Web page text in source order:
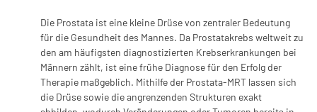
Die Prostata ist eine kleine Drüse von zentraler Bedeutung
für die Gesundheit des Mannes. Da Prostatakrebs weltweit zu
den am häufigsten diagnostizierten Krebserkrankungen bei
Männern zählt, ist eine frühe Diagnose für den Erfolg der
Therapie maßgeblich. Mithilfe der Prostata-MRT lassen sich
die Drüse sowie die angrenzenden Strukturen exakt